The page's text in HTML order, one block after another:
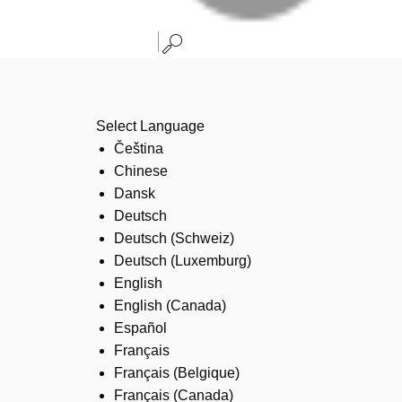
Select Language
Čeština
Chinese
Dansk
Deutsch
Deutsch (Schweiz)
Deutsch (Luxemburg)
English
English (Canada)
Español
Français
Français (Belgique)
Français (Canada)